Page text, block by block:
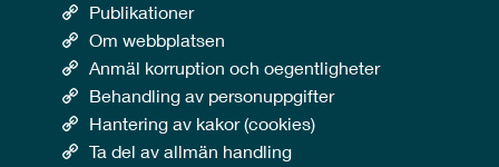
Publikationer
Om webbplatsen
Anmäl korruption och oegentligheter
Behandling av personuppgifter
Hantering av kakor (cookies)
Ta del av allmän handling